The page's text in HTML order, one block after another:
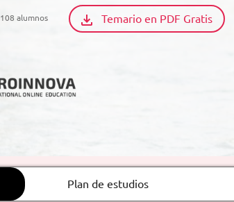
Certificados de
108 alumnos Temario en PDF Gratis
Plan de estudios